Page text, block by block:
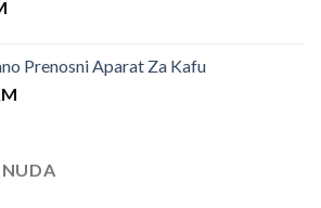
Prenosni Aparat Za Kafu